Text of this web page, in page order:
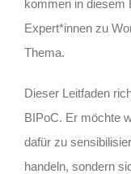
kommen in diesem
Expert*innen zu
Thema.
Dieser Leitfaden
BIPoC. Er möchte
dafür zu
handeln, sondern